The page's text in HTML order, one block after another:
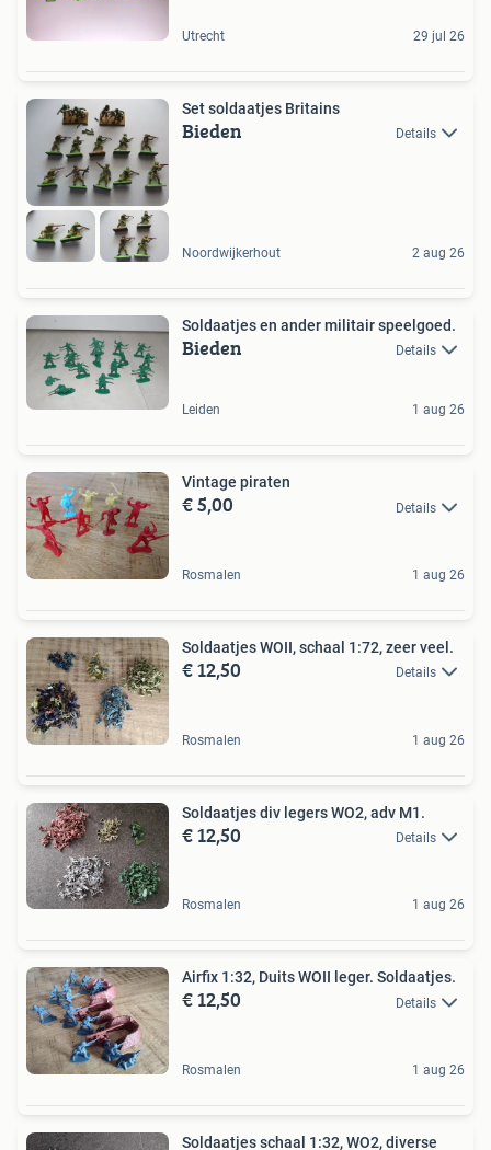
Utrecht 29 jul 26
Set soldaatjes Britains
Bieden Details
Noordwijkerhout 2 aug 26
Soldaatjes en ander militair speelgoed.
Bieden Details
Leiden 1 aug 26
Vintage piraten
€ 5,00 Details
Rosmalen 1 aug 26
Soldaatjes WOII, schaal 1:72, zeer veel.
€ 12,50 Details
Rosmalen 1 aug 26
Soldaatjes div legers WO2, adv M1.
€ 12,50 Details
Rosmalen 1 aug 26
Airfix 1:32, Duits WOII leger. Soldaatjes.
€ 12,50 Details
Rosmalen 1 aug 26
Soldaatjes schaal 1:32, WO2, diverse